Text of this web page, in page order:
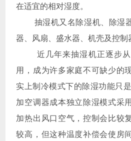
在适宜的相对湿度。
抽湿机又名除湿机、除湿器
器、风扇、盛水器、机壳及控制
近几年来抽湿机正逐步从
用，成为许多家庭不可缺少的
实上制冷模式下的除湿功能只
加空调器成本独立除湿模式采
加热出风口空气，控制会比较
较高，但这种温度补偿会使房